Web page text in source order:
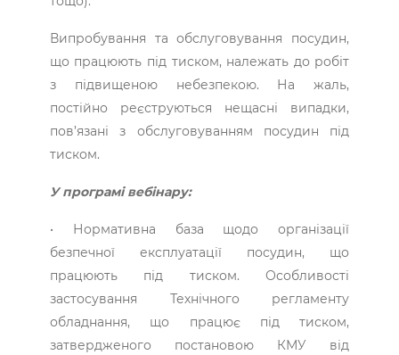
Випробування та обслуговування посудин,
що працюють під тиском, належать до робіт
з підвищеною небезпекою. На жаль,
постійно реєструються нещасні випадки,
пов’язані з обслуговуванням посудин під
тиском.
У програмі вебінару:
• Нормативна база щодо організації
безпечної експлуатації посудин, що
працюють під тиском. Особливості
застосування Технічного регламенту
обладнання, що працює під тиском,
затвердженого постановою КМУ від